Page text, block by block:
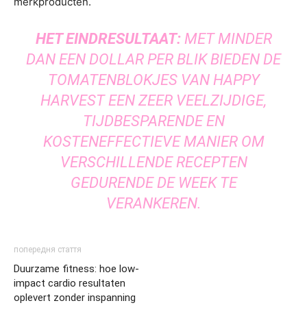
HET EINDRESULTAAT:MET MINDER
DAN EEN DOLLAR PER BLIK BIEDEN DE
TOMATENBLOKJES VAN HAPPY
HARVEST EEN ZEER VEELZIJDIGE,
TIJDBESPARENDE EN
KOSTENEFFECTIEVE MANIER OM
VERSCHILLENDE RECEPTEN
GEDURENDE DE WEEK TE
VERANKEREN.
попередня стаття
Duurzame fitness: hoe low-
impact cardio resultaten
oplevert zonder inspanning